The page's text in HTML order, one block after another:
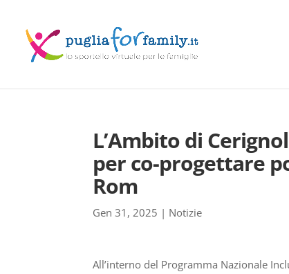
L’Ambito di
per co-progettare
Rom
Gen 31, 2025 | Notizie
All’interno del Programma Nazionale